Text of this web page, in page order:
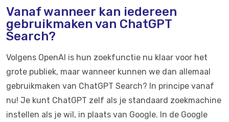
Vanaf wanneer kan iedereen
gebruikmaken van ChatGPT
Search?
Volgens OpenAI is hun zoekfunctie nu klaar voor het
grote publiek, maar wanneer kunnen we dan allemaal
gebruikmaken van ChatGPT Search? In principe vanaf
nu! Je kunt ChatGPT zelf als je standaard zoekmachine
instellen als je wil, in plaats van Google. In de Google